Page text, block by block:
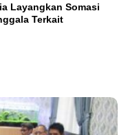
Layangkan Somasi
Terkait